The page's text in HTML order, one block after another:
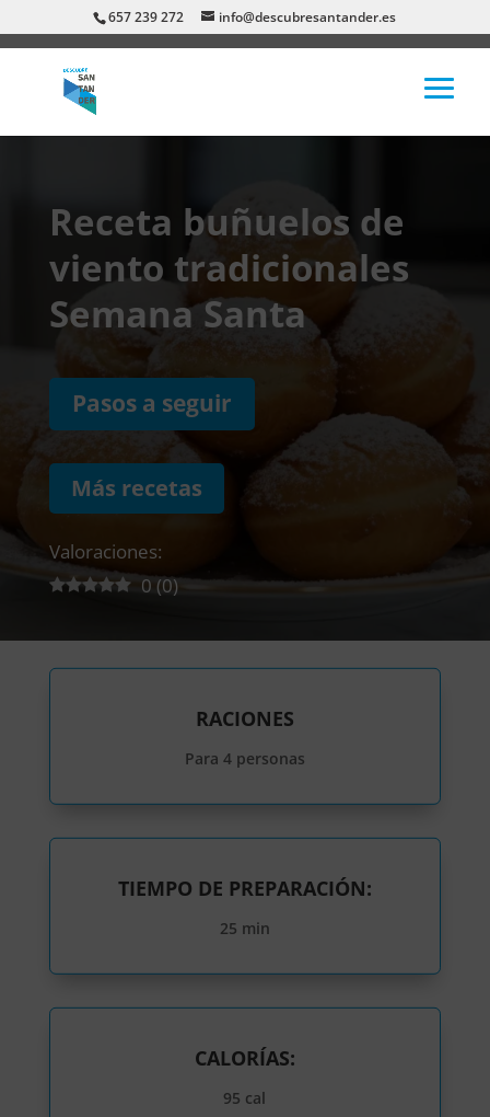
657 239 272 info@descubresantander.es
Receta buñuelos de
viento tradicionales
Semana Santa
Pasos a seguir
Más recetas
Valoraciones:
0 (0)
RACIONES
Para 4 personas
TIEMPO DE PREPARACIÓN:
25 min
CALORÍAS:
95 cal